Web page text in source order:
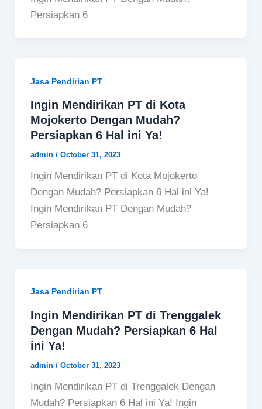
Persiapkan 6
Jasa Pendirian PT
Ingin Mendirikan PT di Kota
Mojokerto Dengan Mudah?
Persiapkan 6 Hal ini Ya!
admin / October 31, 2023
Ingin Mendirikan PT di Kota Mojokerto
Dengan Mudah? Persiapkan 6 Hal ini Ya!
Ingin Mendirikan PT Dengan Mudah?
Persiapkan 6
Jasa Pendirian PT
Ingin Mendirikan PT di Trenggalek
Dengan Mudah? Persiapkan 6 Hal
ini Ya!
admin / October 31, 2023
Ingin Mendirikan PT di Trenggalek Dengan
Mudah? Persiapkan 6 Hal ini Ya! Ingin